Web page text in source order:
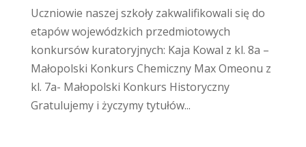
Uczniowie naszej szkoły zakwalifikowali się do
etapów wojewódzkich przedmiotowych
konkursów kuratoryjnych: Kaja Kowal z kl. 8a –
Małopolski Konkurs Chemiczny Max Omeonu z
kl. 7a- Małopolski Konkurs Historyczny
Gratulujemy i życzymy tytułów...